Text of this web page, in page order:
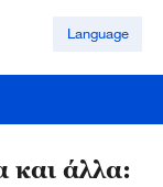
Language
και άλλα: